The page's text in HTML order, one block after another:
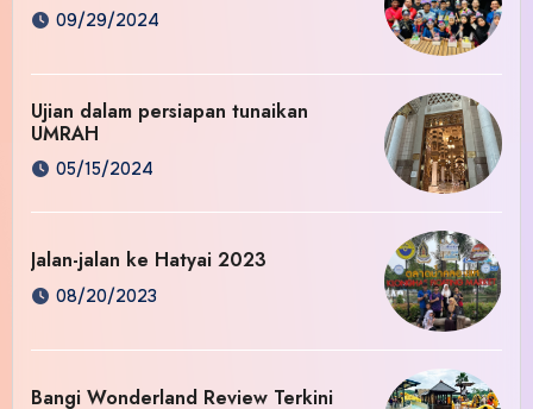
09/29/2024
Ujian dalam persiapan tunaikan
UMRAH
05/15/2024
Jalan-jalan ke Hatyai 2023
08/20/2023
Bangi Wonderland Review Terkini